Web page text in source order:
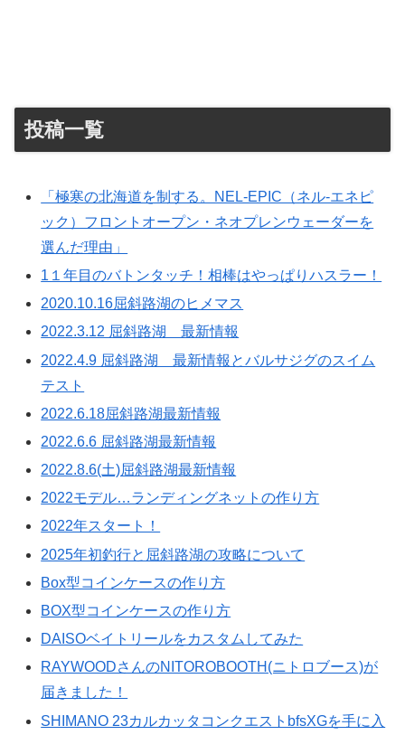
投稿一覧
「極寒の北海道を制する。NEL-EPIC（ネル-エネピ
ック）フロントオープン・ネオプレンウェーダーを
選んだ理由」
1１年目のバトンタッチ！相棒はやっぱりハスラー！
2020.10.16屈斜路湖のヒメマス
2022.3.12 屈斜路湖 最新情報
2022.4.9 屈斜路湖 最新情報とバルサジグのスイム
テスト
2022.6.18屈斜路湖最新情報
2022.6.6 屈斜路湖最新情報
2022.8.6(土)屈斜路湖最新情報
2022モデル…ランディングネットの作り方
2022年スタート！
2025年初釣行と屈斜路湖の攻略について
Box型コインケースの作り方
BOX型コインケースの作り方
DAISOベイトリールをカスタムしてみた
RAYWOODさんのNITOROBOOTH(ニトロブース)が
届きました！
SHIMANO 23カルカッタコンクエストbfsXGを手に入